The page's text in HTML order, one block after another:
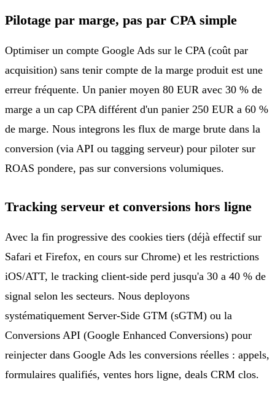
Pilotage par marge, pas par CPA simple
Optimiser un compte Google Ads sur le CPA (coût par
acquisition) sans tenir compte de la marge produit est une
erreur fréquente. Un panier moyen 80 EUR avec 30 % de
marge a un cap CPA différent d'un panier 250 EUR a 60 %
de marge. Nous integrons les flux de marge brute dans la
conversion (via API ou tagging serveur) pour piloter sur
ROAS pondere, pas sur conversions volumiques.
Tracking serveur et conversions hors ligne
Avec la fin progressive des cookies tiers (déjà effectif sur
Safari et Firefox, en cours sur Chrome) et les restrictions
iOS/ATT, le tracking client-side perd jusqu'a 30 a 40 % de
signal selon les secteurs. Nous deployons
systématiquement Server-Side GTM (sGTM) ou la
Conversions API (Google Enhanced Conversions) pour
reinjecter dans Google Ads les conversions réelles : appels,
formulaires qualifiés, ventes hors ligne, deals CRM clos.